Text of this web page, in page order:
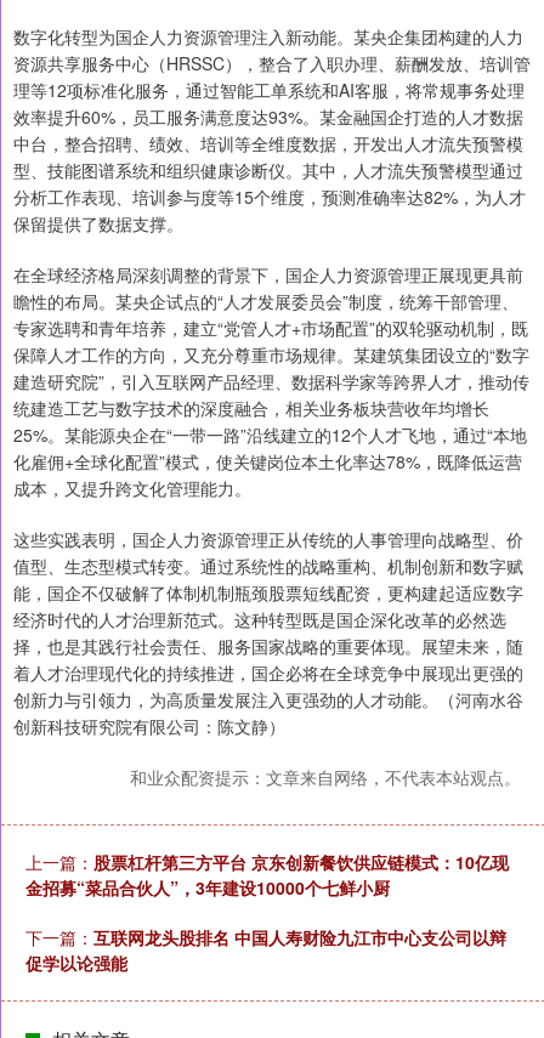
数字化转型为国企人力资源管理注入新动能。某央企集团构建的人力
资源共享服务中心（HRSSC），整合了入职办理、薪酬发放、培训管
理等12项标准化服务，通过智能工单系统和AI客服，将常规事务处理
效率提升60%，员工服务满意度达93%。某金融国企打造的人才数据
中台，整合招聘、绩效、培训等全维度数据，开发出人才流失预警模
型、技能图谱系统和组织健康诊断仪。其中，人才流失预警模型通过
分析工作表现、培训参与度等15个维度，预测准确率达82%，为人才
保留提供了数据支撑。
在全球经济格局深刻调整的背景下，国企人力资源管理正展现更具前
瞻性的布局。某央企试点的“人才发展委员会”制度，统筹干部管理、
专家选聘和青年培养，建立“党管人才+市场配置”的双轮驱动机制，既
保障人才工作的方向，又充分尊重市场规律。某建筑集团设立的“数字
建造研究院”，引入互联网产品经理、数据科学家等跨界人才，推动传
统建造工艺与数字技术的深度融合，相关业务板块营收年均增长
25%。某能源央企在“一带一路”沿线建立的12个人才飞地，通过“本地
化雇佣+全球化配置”模式，使关键岗位本土化率达78%，既降低运营
成本，又提升跨文化管理能力。
这些实践表明，国企人力资源管理正从传统的人事管理向战略型、价
值型、生态型模式转变。通过系统性的战略重构、机制创新和数字赋
能，国企不仅破解了体制机制瓶颈股票短线配资，更构建起适应数字
经济时代的人才治理新范式。这种转型既是国企深化改革的必然选
择，也是其践行社会责任、服务国家战略的重要体现。展望未来，随
着人才治理现代化的持续推进，国企必将在全球竞争中展现出更强的
创新力与引领力，为高质量发展注入更强劲的人才动能。（河南水谷
创新科技研究院有限公司：陈文静）
和业众配资提示：文章来自网络，不代表本站观点。
上一篇： 股票杠杆第三方平台 京东创新餐饮供应链模式：10亿现
金招募“菜品合伙人”，3年建设10000个七鲜小厨
下一篇： 互联网龙头股排名 中国人寿财险九江市中心支公司以辩
促学以论强能